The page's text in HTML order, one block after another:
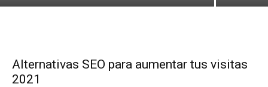
Alternativas SEO para aumentar tus visitas
2021